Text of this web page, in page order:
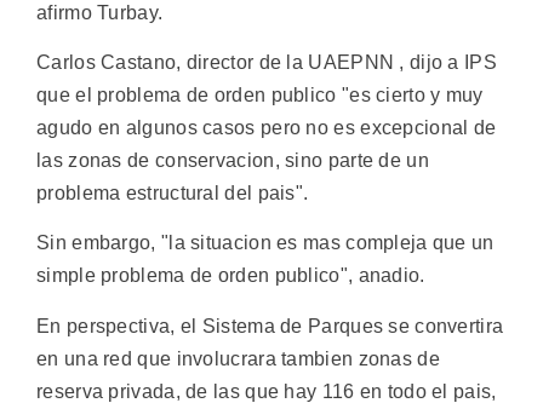
afirmo Turbay.
Carlos Castano, director de la UAEPNN , dijo a IPS
que el problema de orden publico "es cierto y muy
agudo en algunos casos pero no es excepcional de
las zonas de conservacion, sino parte de un
problema estructural del pais".
Sin embargo, "la situacion es mas compleja que un
simple problema de orden publico", anadio.
En perspectiva, el Sistema de Parques se convertira
en una red que involucrara tambien zonas de
reserva privada, de las que hay 116 en todo el pais,